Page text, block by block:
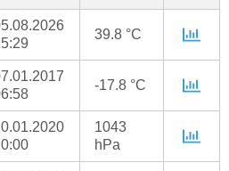
39.8 °C
-17.8 °C
1043
hPa